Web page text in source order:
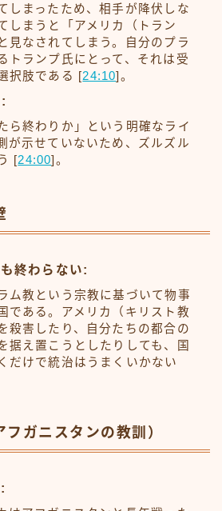
しまったため、相手が降伏しな
しまうと「アメリカ（トラン
見なされてしまう。自分のプラ
トランプ氏にとって、それは受
択肢である [24:10]。
ら終わりか」という明確なライ
が示せていないため、ズルズル
[24:00]。
終わらない:
ム教という宗教に基づいて物事
である。アメリカ（キリスト教
殺害したり、自分たちの都合の
据え置こうとしたりしても、国
だけで統治はうまくいかない
ガニスタンの教訓）